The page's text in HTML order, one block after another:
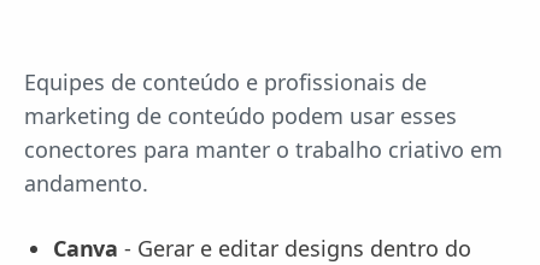
Equipes de conteúdo e profissionais de
marketing de conteúdo podem usar esses
conectores para manter o trabalho criativo em
andamento.
Canva - Gerar e editar designs dentro do